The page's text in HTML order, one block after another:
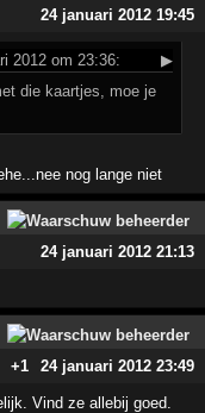
24 januari 2012 19:45
2012 om 23:36:
▶
die kaartjes, moe je
nog lange niet
24 januari 2012 21:13
+1
24 januari 2012 23:49
Vind ze allebij goed.